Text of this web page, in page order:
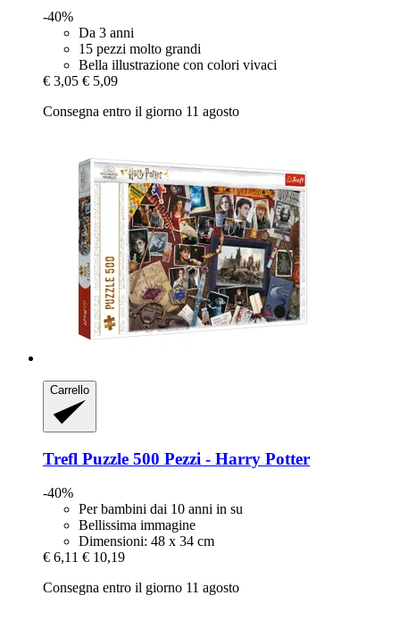
-40%
Da 3 anni
15 pezzi molto grandi
Bella illustrazione con colori vivaci
€ 3,05 € 5,09
Consegna entro il giorno 11 agosto
Carrello
Trefl Puzzle 500 Pezzi -​ Harry Potter
-40%
Per bambini dai 10 anni in su
Bellissima immagine
Dimensioni: 48 x 34 cm
€ 6,11 € 10,19
Consegna entro il giorno 11 agosto